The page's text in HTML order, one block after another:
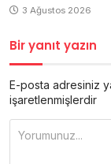
3 Ağustos 2026
Bir yanıt yazın
E-posta adresiniz
işaretlenmişlerdir